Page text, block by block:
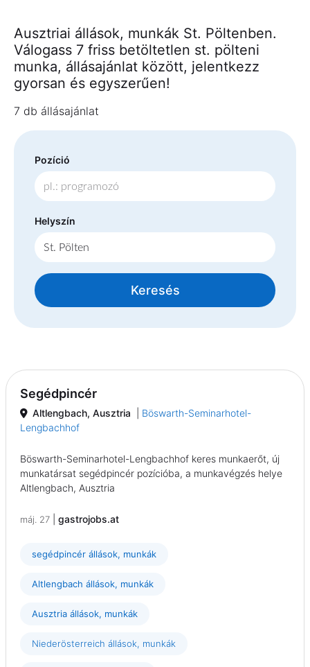
Ausztriai állások, munkák St. Pöltenben.
Válogass 7 friss betöltetlen st. pölteni
munka, állásajánlat között, jelentkezz
gyorsan és egyszerűen!
7 db állásajánlat
Pozíció
Helyszín
Keresés
Segédpincér
Altlengbach, Ausztria
Böswarth-Seminarhotel-
Lengbachhof
Böswarth-Seminarhotel-Lengbachhof keres munkaerőt, új
munkatársat segédpincér pozícióba, a munkavégzés helye
Altlengbach, Ausztria
máj. 27 gastrojobs.at
segédpincér állások, munkák
Altlengbach állások, munkák
Ausztria állások, munkák
Niederösterreich állások, munkák